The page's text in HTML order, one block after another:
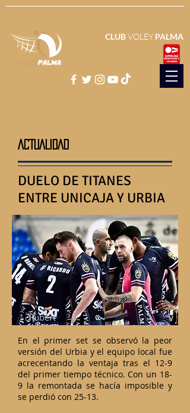
CLUBVOLEY PALMA
ACTUALIDAD
DUELO DE TITANES
ENTRE UNICAJA Y URBIA
En el primer set se observó la peor
versión del Urbia y el equipo local fue
acrecentando la ventaja tras el 12-9
del primer tiempo técnico. Con un 18-
9 la remontada se hacía imposible y
se perdió con 25-13.